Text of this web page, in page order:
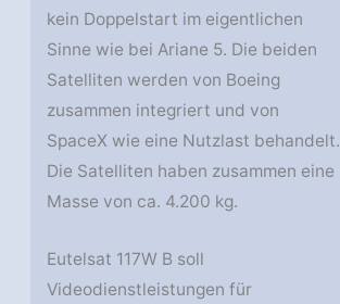
kein Doppelstart im eigentlichen
Sinne wie bei Ariane 5. Die beiden
Satelliten werden von Boeing
zusammen integriert und von
SpaceX wie eine Nutzlast behandelt.
Die Satelliten haben zusammen eine
Masse von ca. 4.200 kg.
Eutelsat 117W B soll
Videodienstleistungen für